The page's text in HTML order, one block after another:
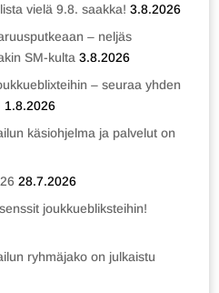
vielä 9.8. saakka! 3.8.2026
– neljäs
SM-kulta 3.8.2026
– seuraa yhden
1.8.2026
käsiohjelma ja palvelut on
28.7.2026
joukkuebliksteihin!
ryhmäjako on julkaistu